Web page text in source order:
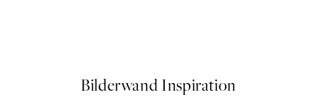
Bilderwand Inspiration